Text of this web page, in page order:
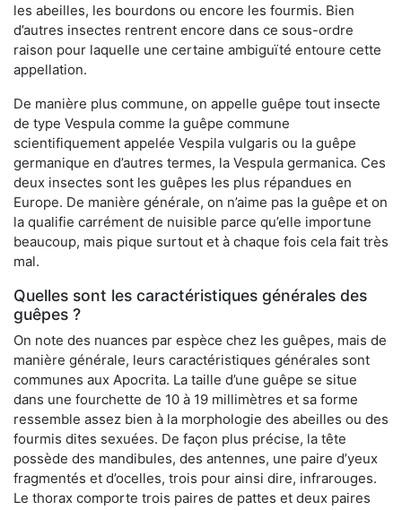
les abeilles, les bourdons ou encore les fourmis. Bien
d’autres insectes rentrent encore dans ce sous-ordre
raison pour laquelle une certaine ambiguïté entoure cette
appellation.
De manière plus commune, on appelle guêpe tout insecte
de type Vespula comme la guêpe commune
scientifiquement appelée Vespila vulgaris ou la guêpe
germanique en d’autres termes, la Vespula germanica. Ces
deux insectes sont les guêpes les plus répandues en
Europe. De manière générale, on n’aime pas la guêpe et on
la qualifie carrément de nuisible parce qu’elle importune
beaucoup, mais pique surtout et à chaque fois cela fait très
mal.
Quelles sont les caractéristiques générales des
guêpes ?
On note des nuances par espèce chez les guêpes, mais de
manière générale, leurs caractéristiques générales sont
communes aux Apocrita. La taille d’une guêpe se situe
dans une fourchette de 10 à 19 millimètres et sa forme
ressemble assez bien à la morphologie des abeilles ou des
fourmis dites sexuées. De façon plus précise, la tête
possède des mandibules, des antennes, une paire d’yeux
fragmentés et d’ocelles, trois pour ainsi dire, infrarouges.
Le thorax comporte trois paires de pattes et deux paires